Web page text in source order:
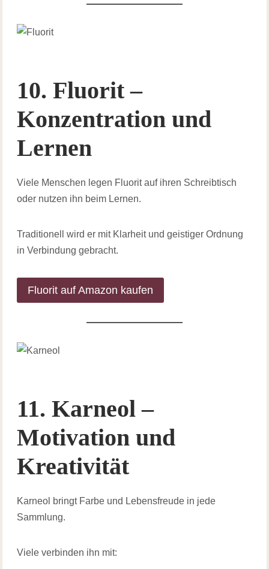
10. Fluorit –
Konzentration und
Lernen
Viele Menschen legen Fluorit auf ihren Schreibtisch
oder nutzen ihn beim Lernen.
Traditionell wird er mit Klarheit und geistiger Ordnung
in Verbindung gebracht.
Fluorit auf Amazon kaufen
11. Karneol –
Motivation und
Kreativität
Karneol bringt Farbe und Lebensfreude in jede
Sammlung.
Viele verbinden ihn mit: